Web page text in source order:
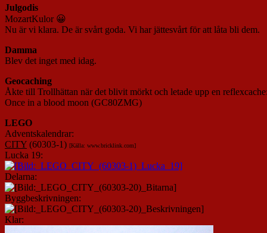
Julgodis
MozartKulor 😀
Nu är vi klara. De är svårt goda. Vi har jättesvårt för att låta bli dem.
Damma
Blev det inget med idag.
Geocaching
Åkte till Trollhättan när det blivit mörkt och letade upp en
Once in a blood moon (GC80ZMG)
LEGO
Adventskalendrar:
CITY (60303-1) [Källa: www.bricklink.com]
Lucka 19:
Delarna:
Byggbeskrivningen:
Klar: